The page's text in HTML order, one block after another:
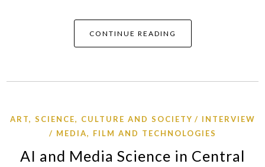
CONTINUE READING
ART, SCIENCE, CULTURE AND SOCIETY
INTERVIEW
MEDIA, FILM AND TECHNOLOGIES
AI and Media Science in Central